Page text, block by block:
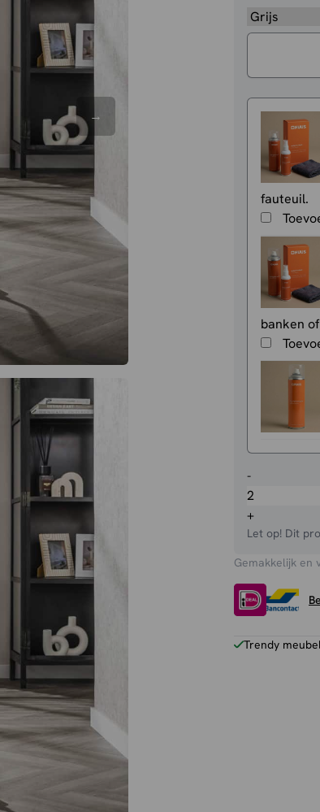
fauteuil.
banken
-
Angie
aantal
+
Let op! Dit
Gemakkelijk en
Trendy